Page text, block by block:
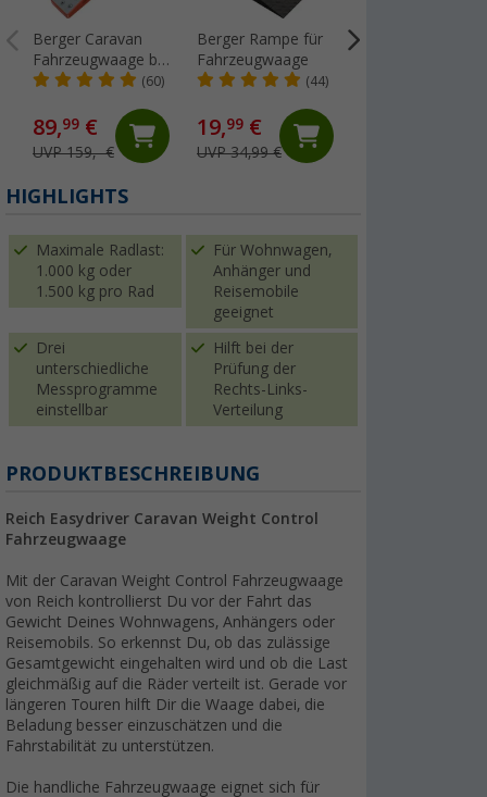
Berger Caravan
Fahrzeugwaage bis
Gesamtgewicht
Wohnwagen &
Wohnmobil
(60)
89,99 €
UVP 159,- €
Berger Rampe für
Fahrzeugwaage
(44)
19,99 €
UVP 34,99 €
HIGHLIGHTS
Maximale Radlast:
1.000 kg oder
1.500 kg pro Rad
Für Wohnwagen,
Anhänger und
Reisemobile
geeignet
Drei
unterschiedliche
Messprogramme
einstellbar
Hilft bei der
Prüfung der
Rechts-Links-
Verteilung
PRODUKTBESCHREIBUNG
Reich Easydriver Caravan Weight Control
Fahrzeugwaage
Mit der Caravan Weight Control Fahrzeugwaage
von Reich kontrollierst Du vor der Fahrt das
Gewicht Deines Wohnwagens, Anhängers oder
Reisemobils. So erkennst Du, ob das zulässige
Gesamtgewicht eingehalten wird und ob die Last
gleichmäßig auf die Räder verteilt ist. Gerade vor
längeren Touren hilft Dir die Waage dabei, die
Beladung besser einzuschätzen und die
Fahrstabilität zu unterstützen.
Die handliche Fahrzeugwaage eignet sich für